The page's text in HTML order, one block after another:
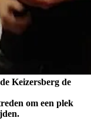
Keizersberg de
om een plek